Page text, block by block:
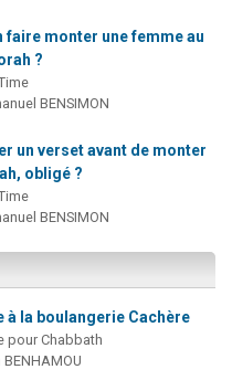
faire monter une femme au
?
BENSIMON
un verset avant de monter
obligé ?
BENSIMON
à la boulangerie Cachère
pour Chabbath